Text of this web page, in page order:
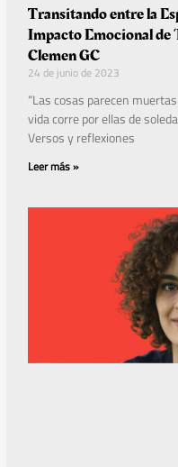
Transitando entre la
Impacto Emocional de
Clemen GC
24 de junio de 2023
“Las cosas parecen
vida corre por ellas de
Versos y reflexiones
Leer más »